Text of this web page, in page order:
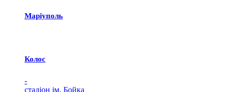
Маріуполь
Колос
-
стадіон ім. Бойка